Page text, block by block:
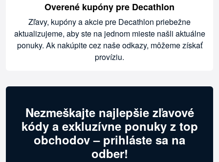
Overené kupóny pre Decathlon
Zľavy, kupóny a akcie pre Decathlon priebežne
aktualizujeme, aby ste na jednom mieste našli aktuálne
ponuky. Ak nakúpite cez naše odkazy, môžeme získať
províziu.
Nezmeškajte najlepšie zľavové
kódy a exkluzívne ponuky z top
obchodov – prihláste sa na
odber!